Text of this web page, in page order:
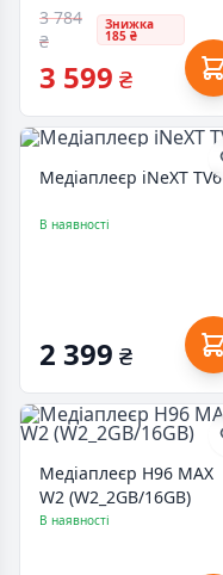
3 784
₴
Знижка
185 ₴
3 599 ₴
Медіаплеєр iNeXT TV6
В наявності
2 399 ₴
Медіаплеєр H96 MAX
W2 (W2_2GB/16GB)
В наявності